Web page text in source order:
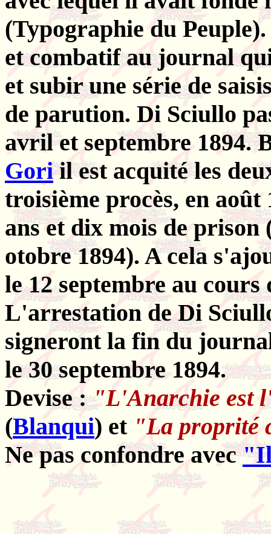
(Typographie du
et combatif au journal
et subir une série de
de parution. Di Sciullo
avril et septembre
Goriil est acquité les
troisième procès, en
ans et dix mois de prison
otobre 1894). A cela
le 12 septembre au
L'arrestation de Di
signeront la fin du
le 30 septembre 1894.
Devise :"L'Anarchie est
(Blanqui) et "La proprité
Ne pas confondre avec"Il